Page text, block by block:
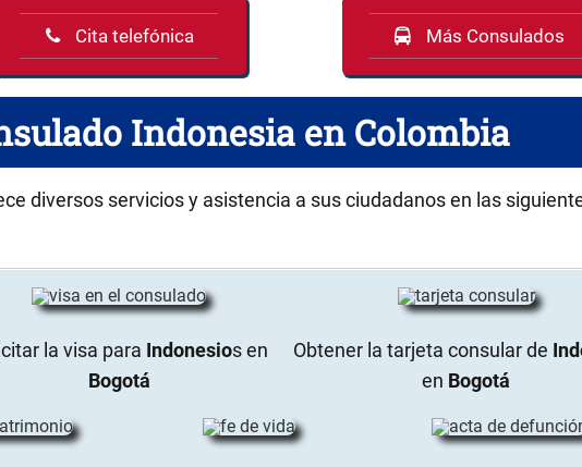
Cita telefónica Más Consulados
Indonesia en Colombia
diversos servicios y asistencia a sus ciudadanos en las
la visa para Indonesios en
Bogotá
Obtener la tarjeta consular de
en Bogotá